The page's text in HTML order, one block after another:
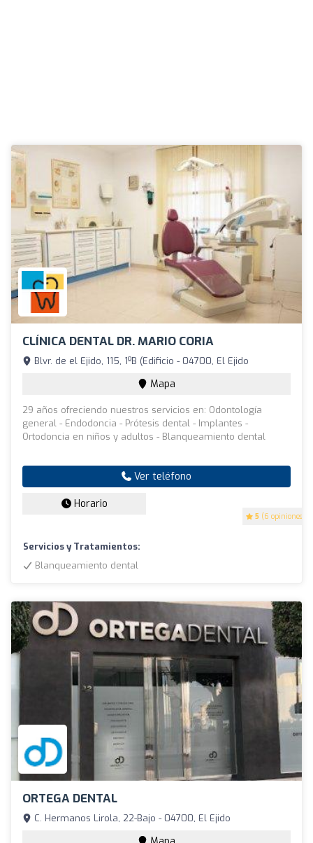
CLÍNICA DENTAL DR. MARIO CORIA
5 (6 opiniones)
Blvr. de el Ejido, 115, 1ºB (Edificio - 04700, El Ejido
Mapa
29 años ofreciendo nuestros servicios en: Odontología
general - Endodoncia - Prótesis dental - Implantes -
Ortodoncia en niños y adultos - Blanqueamiento dental
Ver teléfono
Horario
Servicios y Tratamientos:
Blanqueamiento dental
ORTEGA DENTAL
C. Hermanos Lirola, 22-Bajo - 04700, El Ejido